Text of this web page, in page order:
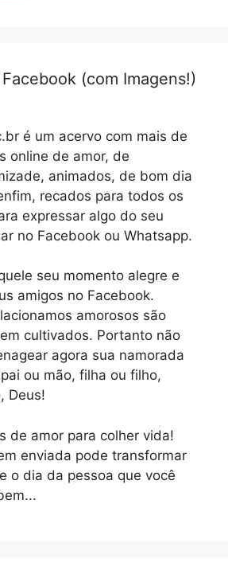
(com Imagens!)
é um acervo com mais de
online de amor, de
animados, de bom dia
recados para todos os
expressar algo do seu
no Facebook ou Whatsapp.
seu momento alegre e
amigos no Facebook.
amorosos são
cultivados. Portanto não
agora sua namorada
ou mão, filha ou filho,
Deus!
de amor para colher vida!
enviada pode transformar
o dia da pessoa que você